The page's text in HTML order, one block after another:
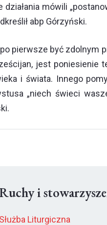
mówili
abp Górzyński.
pierwsze być zdolnym
jest
i świata. Innego
„niech świeci
i
Służba Liturgiczna